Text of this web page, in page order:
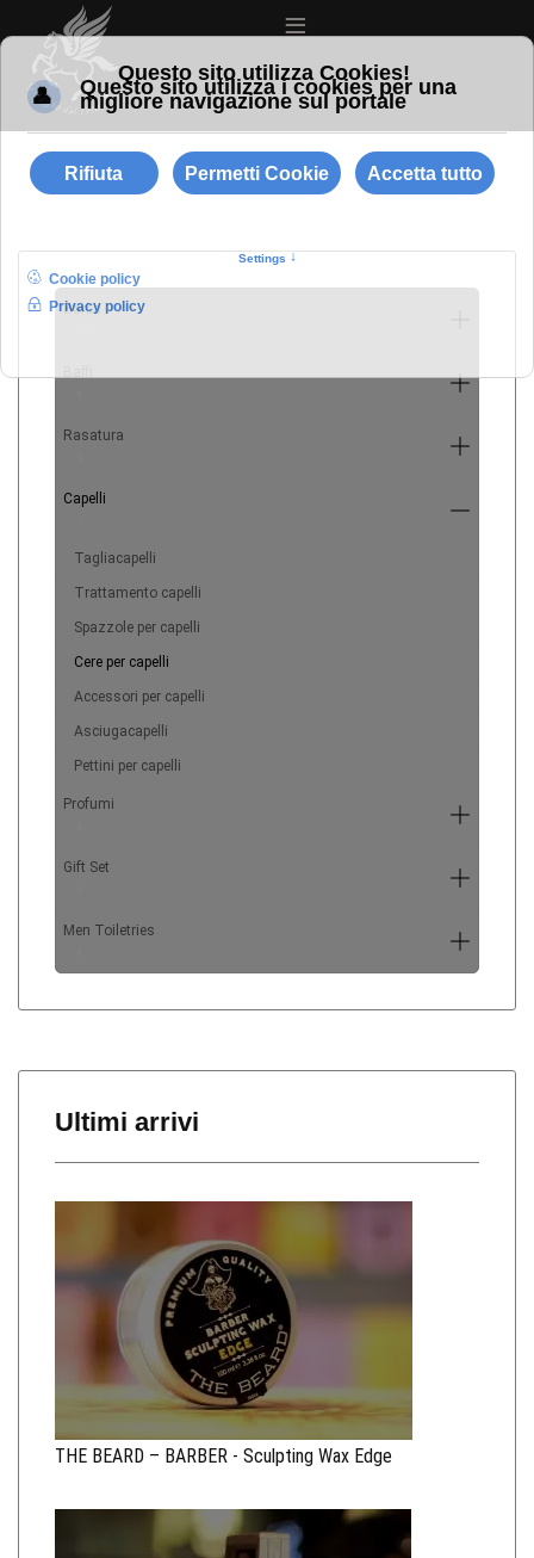
≡
Barba
Rasatura
Capelli
Tagliacapelli
Trattamento capelli
Spazzole per capelli
Cere per capelli
Accessori per capelli
Asciugacapelli
Pettini per capelli
Profumi
Gift Set
Men Toiletries
Ultimi arrivi
THE BEARD – BARBER - Sculpting Wax Edge